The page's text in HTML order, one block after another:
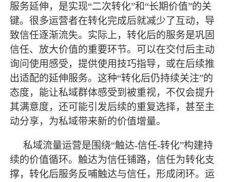
服务延伸，是实现“二次转化”和“长期价值”的关
键。很多运营者在转化完成后就减少了互动，导
致信任逐渐流失。实际上，转化后的服务是巩固
信任、放大价值的重要环节。可以在交付后主动
询问使用感受，提供使用技巧指导，或在后续推
出适配的延伸服务。这种“转化后仍持续关注”的
态度，能让私域群体感受到被重视，不仅会提升
其满意度，还可能引发后续的重复选择，甚至主
动分享，为私域带来新的价值增量。
私域流量运营是围绕“触达-信任-转化”构建持
续的价值循环。触达为信任铺路，信任为转化支
撑，转化后服务反哺触达与信任，形成闭环。运